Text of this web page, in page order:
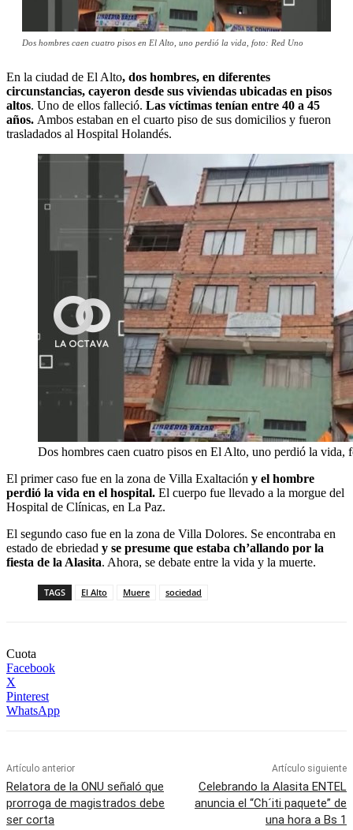
Dos hombres caen cuatro pisos en El Alto, uno perdió la vida, foto: Red Uno
En la ciudad de El Alto, dos hombres, en diferentes
circunstancias, cayeron desde sus viviendas ubicadas en pisos
altos. Uno de ellos falleció. Las víctimas tenían entre 40 a 45
años. Ambos estaban en el cuarto piso de sus domicilios y fueron
trasladados al Hospital Holandés.
Dos hombres caen cuatro pisos en El Alto, uno perdió la vida,
El primer caso fue en la zona de Villa Exaltación y el hombre
perdió la vida en el hospital. El cuerpo fue llevado a la morgue del
Hospital de Clínicas, en La Paz.
El segundo caso fue en la zona de Villa Dolores. Se encontraba en
estado de ebriedad y se presume que estaba ch’allando por la
fiesta de la Alasita. Ahora, se debate entre la vida y la muerte.
TAGS El Alto Muere sociedad
Cuota
Facebook
X
Pinterest
WhatsApp
Artículo anterior
Relatora de la ONU señaló que
prorroga de magistrados debe
ser corta
Artículo siguiente
Celebrando la Alasita ENTEL
anuncia el “Ch´iti paquete” de
una hora a Bs 1